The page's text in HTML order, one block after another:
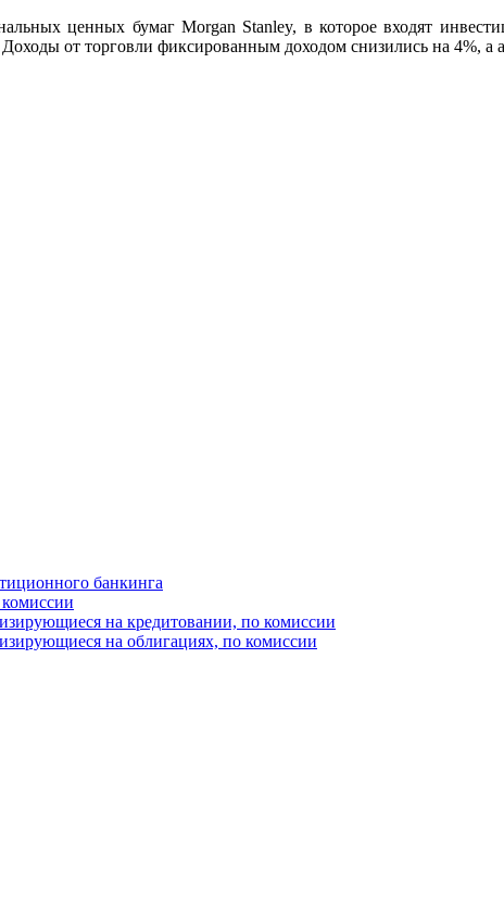
ценных бумаг Morgan Stanley, в которое входят
от торговли фиксированным доходом снизились на 4%, а
банкинга
на кредитовании, по комиссии
на облигациях, по комиссии